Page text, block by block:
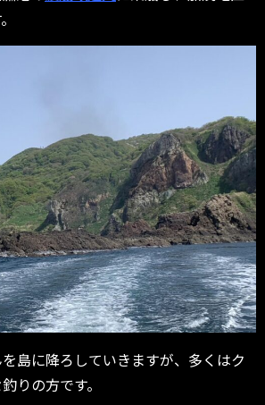
島に降ろしていきますが、多くはク
りの方です。